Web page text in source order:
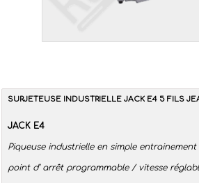
SURJETEUSE INDUSTRIELLE JACK E4 5 FILS
JACK E4
Piqueuse industrielle en simple entrainement
point d’ arrêt programmable / vitesse